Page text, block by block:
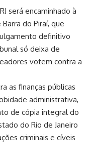
será encaminhado à
do Piraí, que
definitivo
só deixa de
votem contra a
as finanças públicas
administrativa,
de cópia integral do
do Rio de Janeiro
criminais e cíveis